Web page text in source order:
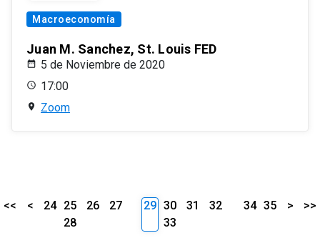
Macroeconomía
Juan M. Sanchez, St. Louis FED
5 de Noviembre de 2020
17:00
Zoom
<< < 24 25 26
27
28
29 30 31
32
33
34 35 > >>